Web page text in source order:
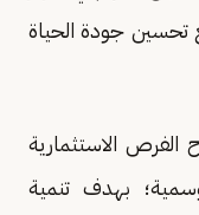
تحسين جودة الحياة
الفرص الاستثمارية
بهدف تنمية